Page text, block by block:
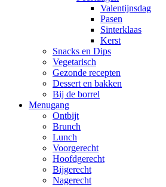
Valentijnsdag
Pasen
Sinterklaas
Kerst
Snacks en Dips
Vegetarisch
Gezonde recepten
Dessert en bakken
Bij de borrel
Menugang
Ontbijt
Brunch
Lunch
Voorgerecht
Hoofdgerecht
Bijgerecht
Nagerecht